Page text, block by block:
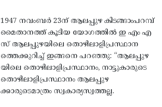
1947 നവംബർ 23ന് ആലപ്പുഴ കിടങ്ങാംപറമ്പ്‌
മൈതാനത്ത്‌ കൂടിയ യോഗത്തിൽ ഇ എം എ
സ് ആലപ്പുഴയിലെ തൊഴിലാളിപ്രസ്ഥാന
ത്തെക്കുറിച്ച് ഇങ്ങനെ പറഞ്ഞു: “ആലപ്പുഴ
യിലെ തൊഴിലാളിപ്രസ്ഥാനം, നാട്ടുകാരുടെ
തൊഴിലാളിപ്രസ്ഥാനം ആലപ്പുഴ
ക്കാരുടെമാത്രം സ്വകാര്യസ്വത്തല്ല.